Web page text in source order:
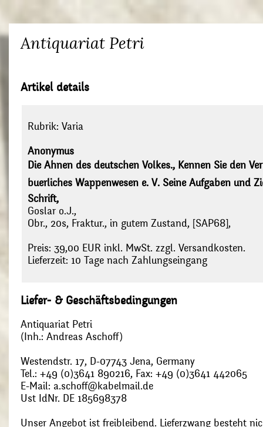
Antiquariat Petri
Artikel details
Rubrik: Varia
Anonymus
Die Ahnen des deutschen Volkes., Kennen Sie den
buerliches Wappenwesen e. V. Seine Aufgaben und
Schrift,
Goslar o.J.,
Obr., 20s, Fraktur., in gutem Zustand, [SAP68],
Preis: 39,00 EUR inkl. MwSt. zzgl. Versandkosten.
Lieferzeit: 10 Tage nach Zahlungseingang
Liefer- & Geschäftsbedingungen
Antiquariat Petri
(Inh.: Andreas Aschoff)
Westendstr. 17, D-07743 Jena, Germany
Tel.: +49 (0)3641 890216, Fax: +49 (0)3641 442065
E-Mail: a.schoff@kabelmail.de
Ust IdNr. DE 185698378
Unser Angebot ist freibleibend. Lieferzwang besteht